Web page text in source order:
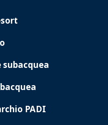
subacquea
PADI